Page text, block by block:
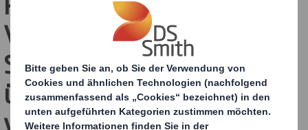
Veränderungen bei DS
Smith - Uwe Väth
übernimmt die Leitung
von Deutschland und